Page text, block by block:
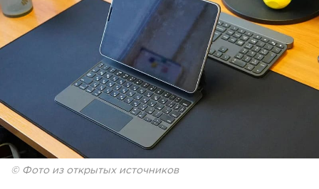
© Фото из открытых источников